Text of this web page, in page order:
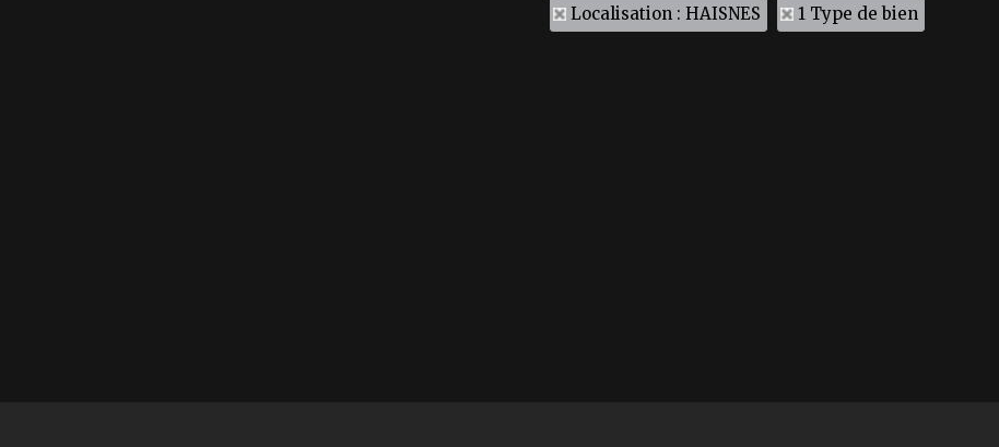
Localisation : HAISNES 1 Type de bien